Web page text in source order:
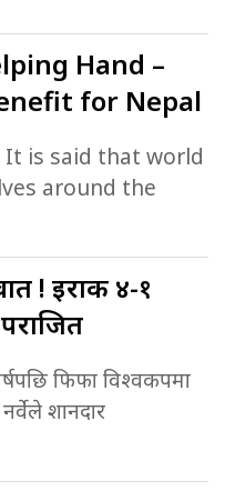
Hand –
for Nepal
It is said that world
around the
! इराक ४-१
फिफा विश्वकपमा
शानदार